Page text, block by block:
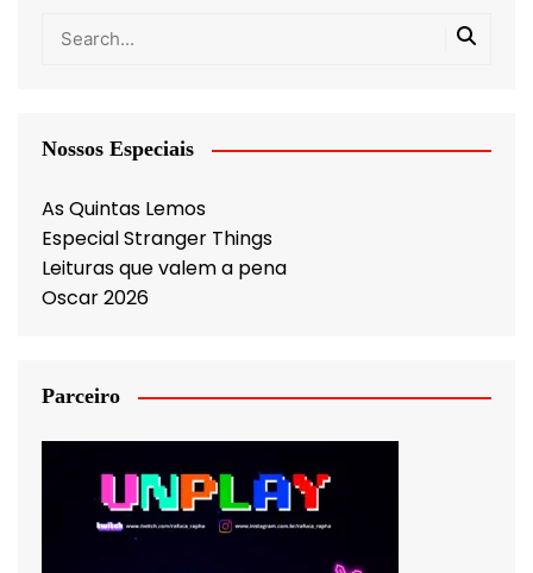
Nossos Especiais
As Quintas Lemos
Especial Stranger Things
Leituras que valem a pena
Oscar 2026
Parceiro